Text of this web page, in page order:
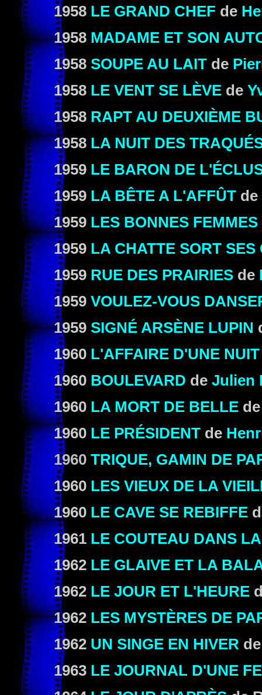
1958 LE GRAND CHEF de
1958 MADAME ET SON
1958 SOUPE AU LAIT de
1958 LE VENT SE LÈVE de
1958 RAPT AU DEUXIÈME
1958 LA NUIT DES
1959 LE BARON DE
1959 LA BÊTE A L'AFFÛT de
1959 LES BONNES FEMMES
1959 LA CHATTE SORT SES
1959 RUE DES PRAIRIES de
1959 VOULEZ-VOUS
1959 SIGNÉ ARSÈNE LUPIN
1960 L'AFFAIRE D'UNE
1960 BOULEVARD de Julien
1960 LA MORT DE BELLE
1960 LE PRÉSIDENT de
1960 TRIQUE, GAMIN DE
1960 LES VIEUX DE LA
1960 LE CAVE SE REBIFFE
1961 LE COUTEAU DANS
1962 LE GLAIVE ET LA
1962 LE JOUR ET L'HEURE
1962 LES MYSTÈRES DE
1962 UN SINGE EN HIVER
1963 LE JOURNAL D'UNE